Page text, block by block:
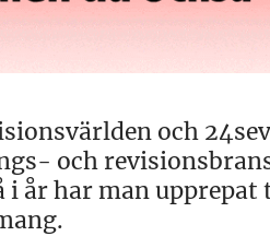
och
och
i år har man